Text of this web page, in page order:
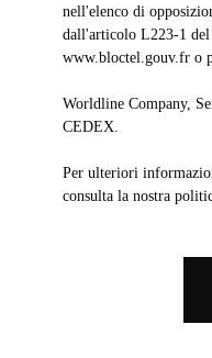
nell'elenco di
dall'articolo L223-1 del
www.bloctel.gouv.fr o
Worldline Company,
CEDEX.
Per ulteriori
consulta la nostra